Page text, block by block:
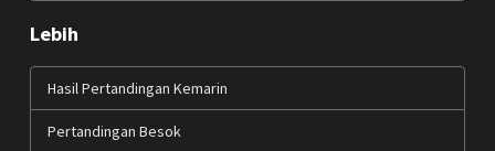
Lebih
Hasil Pertandingan Kemarin
Pertandingan Besok